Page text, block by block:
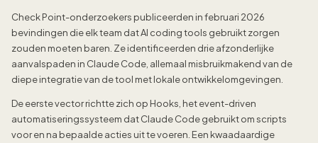
Check Point-onderzoekers publiceerden in februari 2026
bevindingen die elk team dat AI coding tools gebruikt zorgen
zouden moeten baren. Ze identificeerden drie afzonderlijke
aanvalspaden in Claude Code, allemaal misbruikmakend van de
diepe integratie van de tool met lokale ontwikkelomgevingen.
De eerste vector richtte zich op Hooks, het event-driven
automatiseringssysteem dat Claude Code gebruikt om scripts
voor en na bepaalde acties uit te voeren. Een kwaadaardige